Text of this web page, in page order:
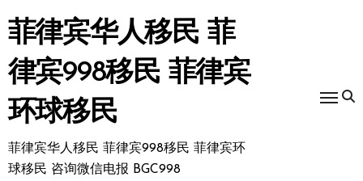
转
到
内
容
菲律宾华人移民 菲
律宾998移民 菲律宾
环球移民
菲律宾华人移民 菲律宾998移民 菲律宾环
球移民 咨询微信电报 BGC998